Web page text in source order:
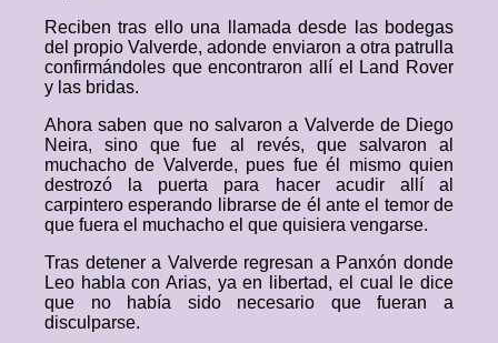
Reciben tras ello una llamada desde las bodegas
del propio Valverde, adonde enviaron a otra patrulla
confirmándoles que encontraron allí el Land Rover
y las bridas.
Ahora saben que no salvaron a Valverde de Diego
Neira, sino que fue al revés, que salvaron al
muchacho de Valverde, pues fue él mismo quien
destrozó la puerta para hacer acudir allí al
carpintero esperando librarse de él ante el temor de
que fuera el muchacho el que quisiera vengarse.
Tras detener a Valverde regresan a Panxón donde
Leo habla con Arias, ya en libertad, el cual le dice
que no había sido necesario que fueran a
disculparse.